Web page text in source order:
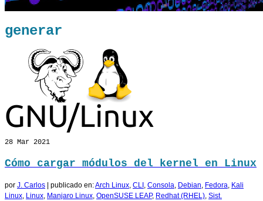
generar
28 Mar 2021
Cómo cargar módulos del kernel en Linux
por J. Carlos publicado en:Arch Linux, CLI , Consola, Debian, Fedora, Kali
Linux, Linux, Manjaro Linux, OpenSUSE LEAP, Redhat (RHEL), Sist.